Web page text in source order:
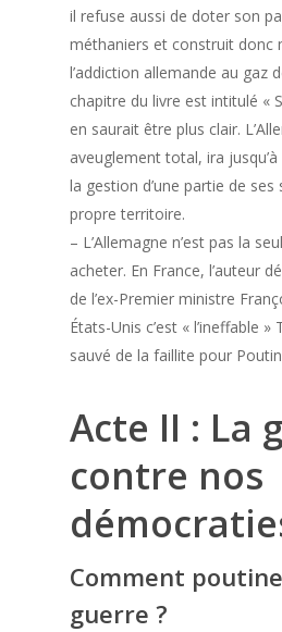
il refuse aussi de doter son
méthaniers et construit donc
l’addiction allemande au gaz
chapitre du livre est intitulé «
en saurait être plus clair.
aveuglement total, ira
la gestion d’une partie de
propre territoire.
– L’Allemagne n’est pas la
acheter. En France, l’auteur
de l’ex-Premier ministre
États-Unis c’est « l’ineffable
sauvé de la faillite pour
Acte II : La
contre nos
Comment
guerre ?